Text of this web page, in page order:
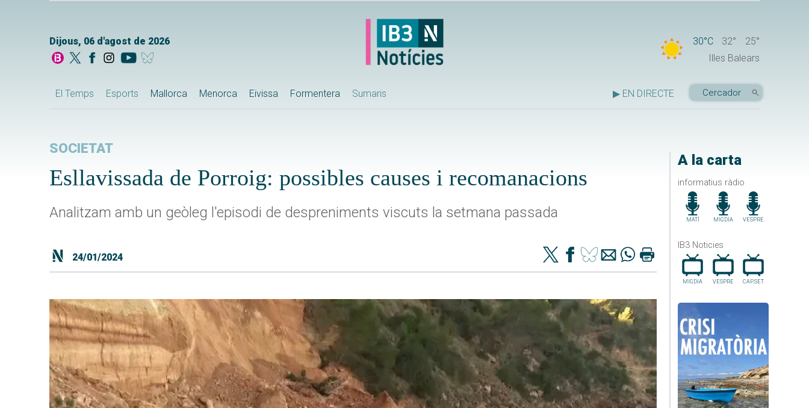
Dijous, 06 d'agost de 2026 30°C 32°
25°
Illes Balears
El Temps Esports Mallorca Menorca Eivissa Formentera Sumaris ▶ EN DIRECTE
A la carta
informatius ràdio
MATÍ MIGDIA VESPRE
IB3 Noticies
MIGDIA VESPRE CAP.SET
SOCIETAT
Esllavissada de Porroig: possibles causes i recomanacions
Analitzam amb un geòleg l'episodi de despreniments viscuts la setmana passada
24/01/2024